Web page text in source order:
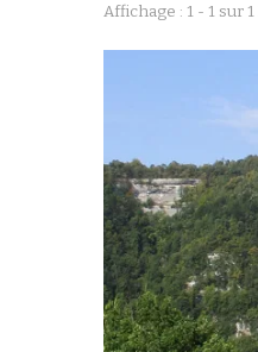
Affichage : 1 - 1 sur 1